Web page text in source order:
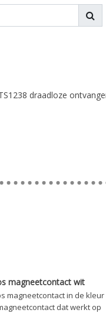
draadloze
magneetcontact wit
magneetcontact in de kleur
dat werkt op